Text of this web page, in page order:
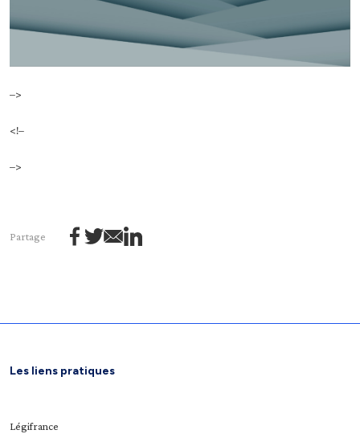
–>
<!–
–>
Partage
Les liens pratiques
Légifrance